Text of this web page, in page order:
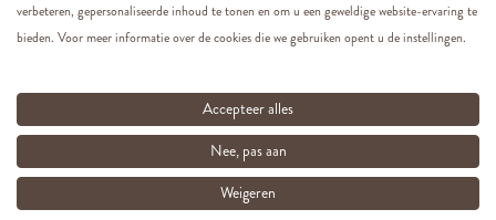
Copyright ©2026 - Cats&Dogs - Website byeWings
e-commerce
verbeteren, gepersonaliseerde inhoud te tonen en om u een geweldige website-ervaring te
bieden. Voor meer informatie over de cookies die we gebruiken opent u de instellingen.
Accepteer alles
Nee, pas aan
Weigeren